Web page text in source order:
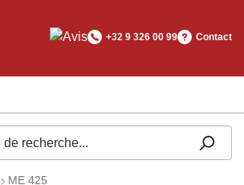
+32 9 326 00 99 Contact
ME 425